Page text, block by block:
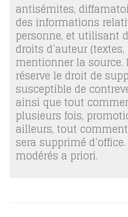
antisémites,
des informations
personne, et utilisant
droits d’auteur
mentionner la source.
réserve le droit de
susceptible de
ainsi que tout
plusieurs fois,
ailleurs, tout
sera supprimé
modérés a priori.